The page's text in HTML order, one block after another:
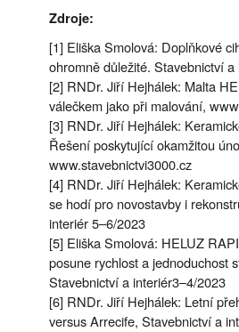
Zdroje:
[1] Eliška Smolová: Doplňkové
ohromně důležité. Stavebnictví
[2] RNDr. Jiří Hejhálek: Malta
válečkem jako při malování,
[3] RNDr. Jiří Hejhálek:
Řešení poskytující okamžitou
www.stavebnictvi3000.cz
[4] RNDr. Jiří Hejhálek:
se hodí pro novostavby i
interiér 5–6/2023
[5] Eliška Smolová: HELUZ
posune rychlost a jednoduchost
Stavebnictví a interiér3–4/2023
[6] RNDr. Jiří Hejhálek: Letní
versus Arrecife, Stavebnictví a